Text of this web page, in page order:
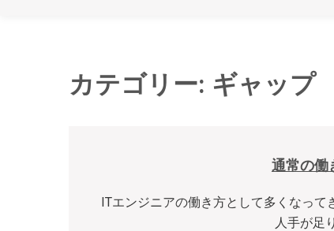
カテゴリー: ギャップ
通常の働
ITエンジニアの働き方として多くなっ
人手が足